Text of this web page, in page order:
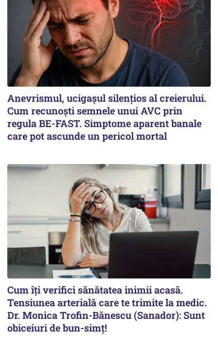
Anevrismul, ucigașul silențios al creierului.
Cum recunoști semnele unui AVC prin
regula BE-FAST. Simptome aparent banale
care pot ascunde un pericol mortal
Cum îți verifici sănătatea inimii acasă.
Tensiunea arterială care te trimite la medic.
Dr. Monica Trofin-Bănescu (Sanador): Sunt
obiceiuri de bun-simț!